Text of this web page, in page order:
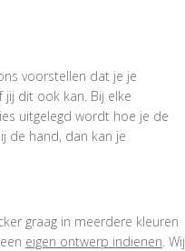
voorstellen dat je je
dit ook kan. Bij elke
uitgelegd wordt hoe je de
de hand, dan kan je
graag in meerdere kleuren
eigen ontwerp indienen. Wij